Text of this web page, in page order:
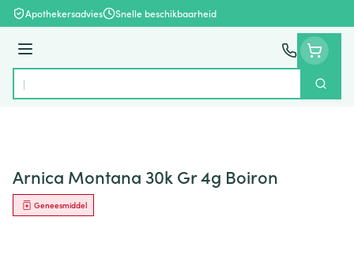
Ga naar de inhoud
Apothekersadvies Snelle beschikbaarheid
Menu
Product, merk, categorie...
Zoek
Arnica Montana 30k Gr 4g Boiron
Geneesmiddel